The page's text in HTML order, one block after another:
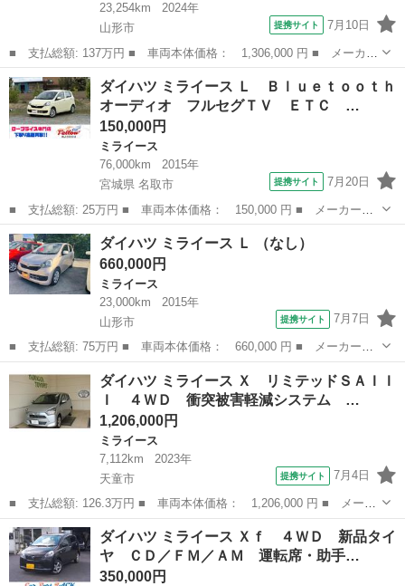
23,254km
2024年
山形市
提携サイト 7月10日
■ 支払総額: 137万円 ■ 車両本体価格： 1,306,000 円 ■ メーカー
名： ダイハツ ■ 車種名： ミライース ■ グレード名： Ｇ リ
ミテッドＳＡＩＩＩ ４ＷＤ 純正メモリーナビ ＤＶＤ Ｂｌｕｅ
ｔｏｏｔｈ...
山形 山形市 ミライース
ダイハツ ミライース Ｌ Ｂｌｕｅｔｏｏｔｈ
オーディオ フルセグＴＶ ＥＴＣ …
150,000円
ミライース
76,000km
2015年
宮城県 名取市
提携サイト 7月20日
■ 支払総額: 25万円 ■ 車両本体価格： 150,000 円 ■ メーカー
名： ダイハツ ■ 車種名： ミライース ■ グレード名： Ｌ Ｂ
ｌｕｅｔｏｏｔｈオーディオ フルセグＴＶ ＥＴＣ 電動格納ミラ
ー パワーウィン...
宮城 名取市 ミライース
ダイハツ ミライース Ｌ （なし）
660,000円
ミライース
23,000km
2015年
山形市
提携サイト 7月7日
■ 支払総額: 75万円 ■ 車両本体価格： 660,000 円 ■ メーカー
名： ダイハツ ■ 車種名： ミライース ■ グレード名： Ｌ ■
排気量： 660cc ■ ドア枚数： 5D ■ ミッション： AT ■ 店舗...
山形 山形市 ミライース
ダイハツ ミライース Ｘ リミテッドＳＡＩＩ
Ｉ ４ＷＤ 衝突被害軽減システム …
1,206,000円
ミライース
7,112km
2023年
天童市
提携サイト 7月4日
■ 支払総額: 126.3万円 ■ 車両本体価格： 1,206,000 円 ■ メーカ
ー名： ダイハツ ■ 車種名： ミライース ■ グレード名： Ｘ
リミテッドＳＡＩＩＩ ４ＷＤ 衝突被害軽減システム ドラレコ
ＬＥＤヘ...
山形 天童市 ミライース
ダイハツ ミライース Ｘｆ ４ＷＤ 新品タイ
ヤ ＣＤ／ＦＭ／ＡＭ 運転席・助手…
350,000円